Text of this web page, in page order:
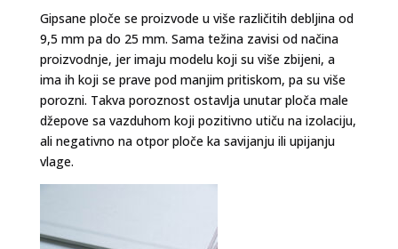
Gipsane ploče se proizvode u više različitih debljina od
9,5 mm pa do 25 mm. Sama težina zavisi od načina
proizvodnje, jer imaju modelu koji su više zbijeni, a
ima ih koji se prave pod manjim pritiskom, pa su više
porozni. Takva poroznost ostavlja unutar ploča male
džepove sa vazduhom koji pozitivno utiču na izolaciju,
ali negativno na otpor ploče ka savijanju ili upijanju
vlage.